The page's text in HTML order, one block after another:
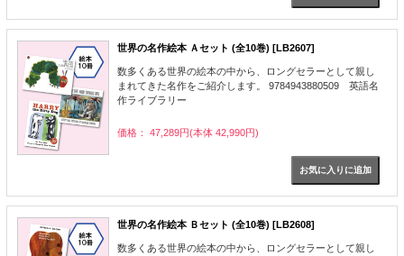
世界の名作絵本 Ａセット (全10巻) [LB2607]
数多くある世界の絵本の中から、ロングセラーとして親し
まれてきた名作をご紹介します。 9784943880509 英語名
作ライブラリー
価格： 47,289円(本体 42,990円)
世界の名作絵本 Ｂセット (全10巻) [LB2608]
数多くある世界の絵本の中から、ロングセラーとして親し